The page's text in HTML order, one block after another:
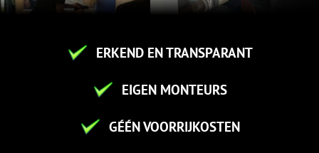
ERKEND EN TRANSPARANT
EIGEN MONTEURS
GÉÉN VOORRIJKOSTEN